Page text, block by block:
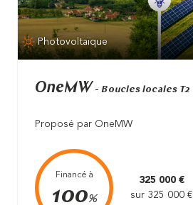
Photovoltaïque
OneMW - Boucles locales T2
Proposé par OneMW
Financé à
100%
325 000 €
sur 325 000 €